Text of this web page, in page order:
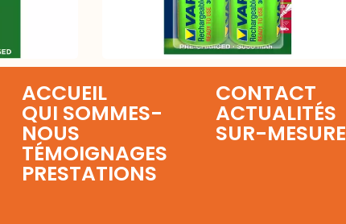
ACCUEIL
QUI SOMMES-
NOUS
TÉMOIGNAGES
PRESTATIONS
CONTACT
ACTUALITÉS
SUR-MESURE